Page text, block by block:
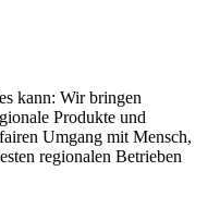
kann: Wir bringen
Produkte und
Umgang mit Mensch,
regionalen Betrieben